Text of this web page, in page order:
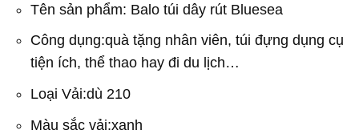
Tên sản phẩm: Balo túi dây rút Bluesea
Công dụng:quà tặng nhân viên, túi đựng dụng cụ
tiện ích, thể thao hay đi du lịch…
Loại Vải:dù 210
Màu sắc vải:xanh